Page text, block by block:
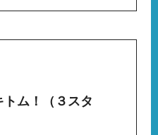
トム！（３スタ